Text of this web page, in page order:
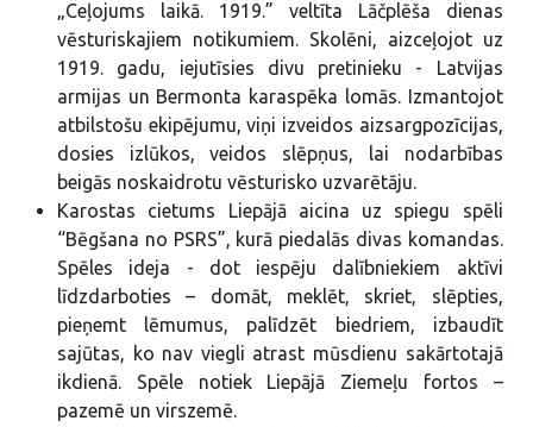
„Ceļojums laikā. 1919.” veltīta Lāčplēša dienas
vēsturiskajiem notikumiem. Skolēni, aizceļojot uz
1919. gadu, iejutīsies divu pretinieku - Latvijas
armijas un Bermonta karaspēka lomās. Izmantojot
atbilstošu ekipējumu, viņi izveidos aizsargpozīcijas,
dosies izlūkos, veidos slēpņus, lai nodarbības
beigās noskaidrotu vēsturisko uzvarētāju.
Karostas cietums Liepājā aicina uz spiegu spēli
“Bēgšana no PSRS”, kurā piedalās divas komandas.
Spēles ideja - dot iespēju dalībniekiem aktīvi
līdzdarboties – domāt, meklēt, skriet, slēpties,
pieņemt lēmumus, palīdzēt biedriem, izbaudīt
sajūtas, ko nav viegli atrast mūsdienu sakārtotajā
ikdienā. Spēle notiek Liepājā Ziemeļu fortos –
pazemē un virszemē.